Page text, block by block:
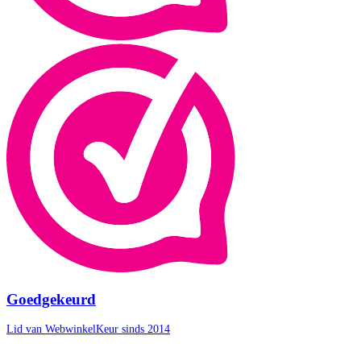
Goedgekeurd
Lid van WebwinkelKeur sinds 2014